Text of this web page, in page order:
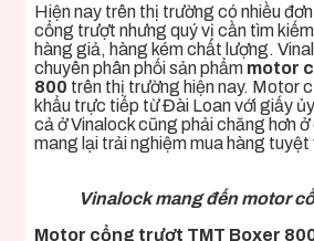
Hiện nay trên thị trường có nhiều
cổng trượt nhưng quý vị cần tìm
hàng giả, hàng kém chất lượng.
chuyên phân phối sản phẩm motor
800 trên thị trường hiện nay. Motor
khẩu trực tiếp từ Đài Loan với giấy
cả ở Vinalock cũng phải chăng hơn
mang lại trải nghiệm mua hàng tuyệt
Vinalock mang đến motor
Motor cổng trượt TMT Boxer